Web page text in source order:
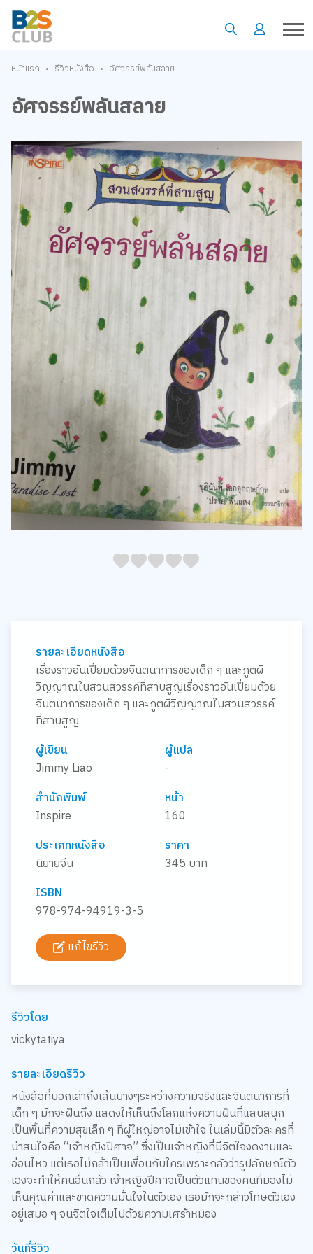
หน้าแรก • รีวิวหนังสือ • อัศจรรย์พลันสลาย
อัศจรรย์พลันสลาย
45
4
35
3
25
2
15
1
05
รายละเอียดหนังสือ
เรื่องราวอันเปี่ยมด้วยจินตนาการของเด็ก ๆ และภูตผี
วิญญาณในสวนสวรรค์ที่สาบสูญเรื่องราวอันเปี่ยมด้วย
จินตนาการของเด็ก ๆ และภูตผีวิญญาณในสวนสวรรค์
ที่สาบสูญ
ผู้เขียน
Jimmy Liao
ผู้แปล
-
สำนักพิมพ์
Inspire
หน้า
160
ประเภทหนังสือ
นิยายจีน
ราคา
345 บาท
ISBN
978-974-94919-3-5
แก้ไขรีวิว
รีวิวโดย
vickytatiya
รายละเอียดรีวิว
หนังสือที่บอกเล่าถึงเส้นบางๆระหว่างความจริงและจินตนาการที่
เด็ก ๆ มักจะฝันถึง แสดงให้เห็นถึงโลกแห่งความฝันที่แสนสนุก
เป็นพื้นที่ความสุขเล็ก ๆ ที่ผู้ใหญ่อาจไม่เข้าใจ ในเล่มนี้มีตัวละครที่
น่าสนใจคือ “เจ้าหญิงปีศาจ” ซึ่งเป็นเจ้าหญิงที่มีจิตใจงดงามและ
อ่อนไหว แต่เธอไม่กล้าเป็นเพื่อนกับใครเพราะกลัวว่ารูปลักษณ์ตัว
เองจะทำให้คนอื่นกลัว เจ้าหญิงปีศาจเป็นตัวแทนของคนที่มองไม่
เห็นคุณค่าและขาดความมั่นใจในตัวเอง เธอมักจะกล่าวโทษตัวเอง
อยู่เสมอ ๆ จนจิตใจเต็มไปด้วยความเศร้าหมอง
วันที่รีวิว